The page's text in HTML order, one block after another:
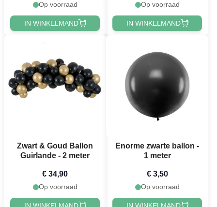
Op voorraad
IN WINKELMAND
Op voorraad
IN WINKELMAND
Zwart & Goud Ballon
Guirlande - 2 meter
€ 34,90
Op voorraad
Enorme zwarte ballon -
1 meter
€ 3,50
Op voorraad